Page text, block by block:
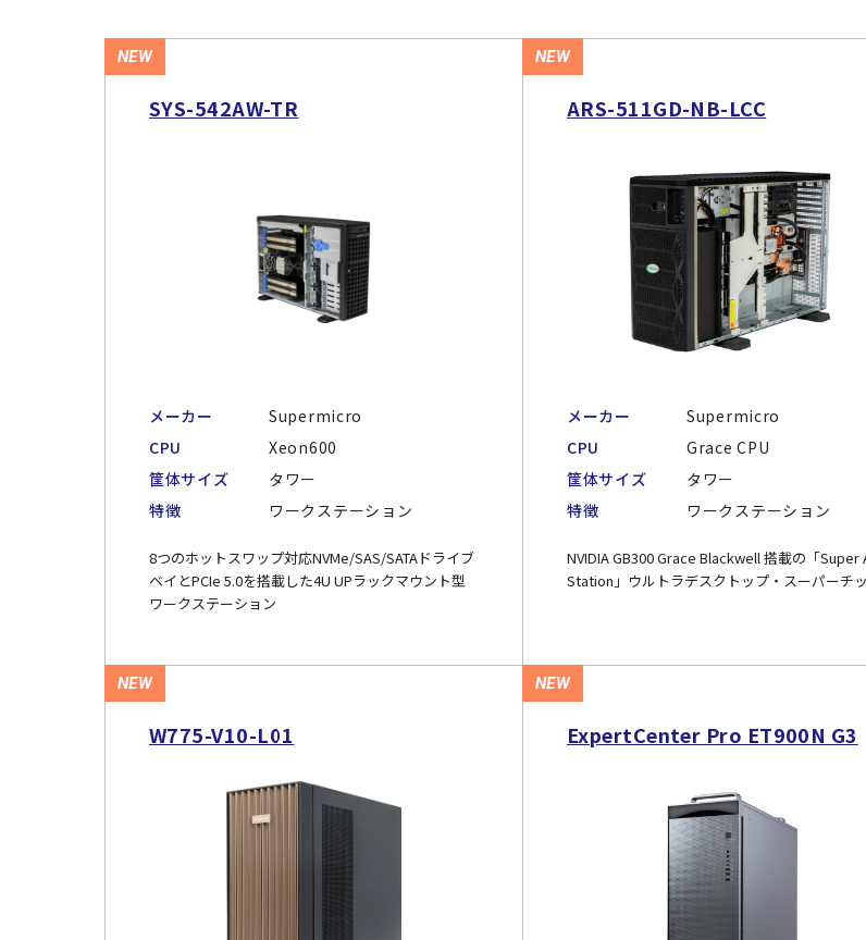
NEW
SYS-542AW-TR
メーカー
Supermicro
CPU
Xeon600
筐体サイズ
タワー
特徴
ワークステーション
8つのホットスワップ対応NVMe/SAS/SATAドライブ
ベイとPCIe 5.0を搭載した4U UPラックマウント型
ワークステーション
NEW
ARS-511GD-NB-LCC
メーカー
Supermicro
CPU
Grace CPU
筐体サイズ
タワー
特徴
ワークステーション
NVIDIA GB300 Grace Blackwell 搭載の「Super
Station」ウルトラデスクトップ・スーパーチ
NEW
W775-V10-L01
NEW
ExpertCenter Pro ET900N G3